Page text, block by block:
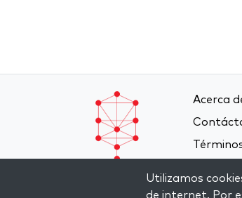
Acerca
Utilizamos
de internet. Por